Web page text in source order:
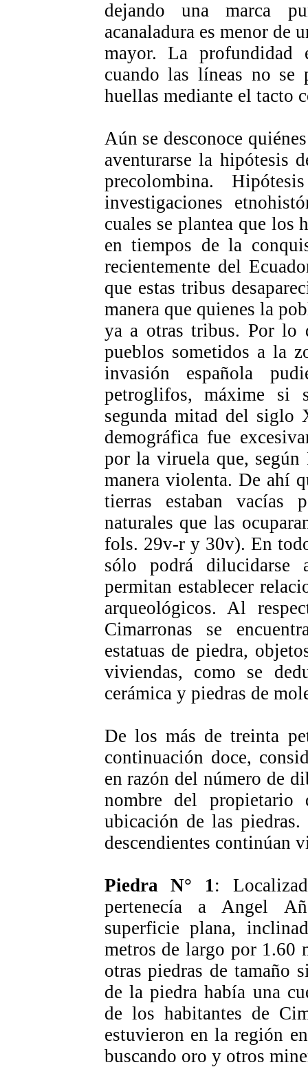
dejando una marca
acanaladura es menor de
mayor. La
cuando las líneas no se
huellas mediante el tacto
Aún se desconoce
aventurarse la hipótesis
precolombina.
investigaciones
cuales se plantea que los
en tiempos de la
recientemente del
que estas tribus
manera que quienes la
ya a otras tribus. Por lo
pueblos sometidos a la
invasión española
petroglifos, máxime si
segunda mitad del
demográfica fue
por la viruela que,
manera violenta. De ahí
tierras estaban vacías
naturales que las
fols. 29v-r y 30v). En
sólo podrá dilucidarse
permitan establecer
arqueológicos. Al
Cimarronas se
estatuas de piedra,
viviendas, como se
cerámica y piedras de
De los más de treinta
continuación doce,
en razón del número de
nombre del
ubicación de las
descendientes continúan
Piedra N° 1:
pertenecía a Angel
superficie plana,
metros de largo por 1.60
otras piedras de tamaño
de la piedra había una
de los habitantes de
estuvieron en la región
buscando oro y otros